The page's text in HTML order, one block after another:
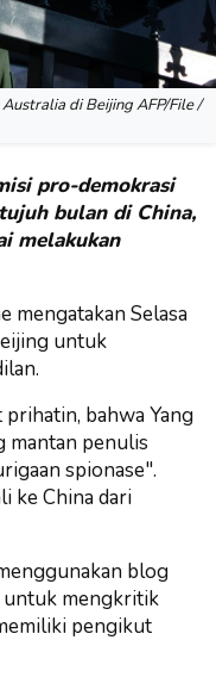
di Beijing AFP/File /
pro-demokrasi
bulan di China,
melakukan
mengatakan Selasa
untuk
bahwa Yang
mantan penulis
spionase".
ke China dari
blog
untuk mengkritik
pengikut